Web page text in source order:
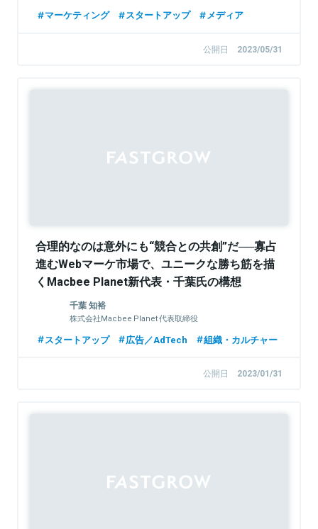
マーケティング スタートアップ メディア
公開日 2023/05/31
合理的なのは意外にも“競合との共創”だ──寡占
進むWebマーケ市場で、ユニークな勝ち筋を描
くMacbee Planet新代表・千葉氏の構想
千葉 知裕
株式会社Macbee Planet 代表取締役
スタートアップ 広告／AdTech 組織・カルチャー
公開日 2023/01/31